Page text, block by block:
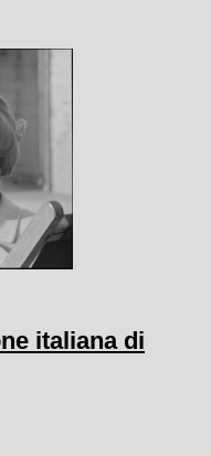
italiana di